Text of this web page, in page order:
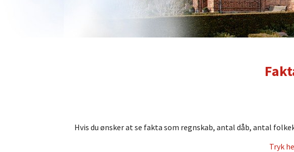
Hvis du ønsker at se fakta som regnskab, antal dåb, antal
Tryk